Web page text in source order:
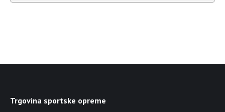
Trgovina sportske opreme